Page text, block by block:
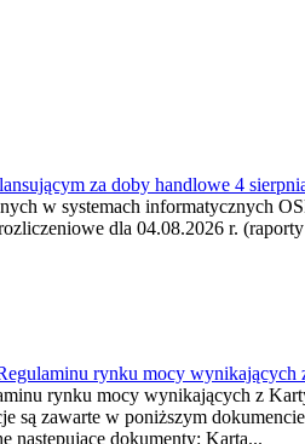
za doby handlowe 4
w systemach informatycznych
dla 04.08.2026 r.
rynku mocy
rynku mocy wynikających z
są zawarte w poniższym
następujące dokumenty: Karta...